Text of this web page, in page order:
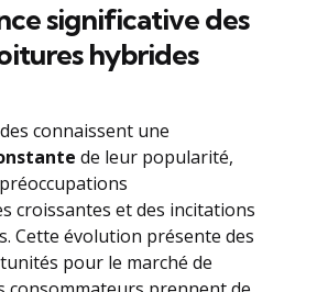
significative des
hybrides
connaissent une
de leur popularité,
croissantes et des incitations
Cette évolution présente des
pour le marché de